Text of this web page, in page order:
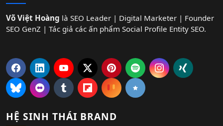
Võ Việt Hoàng là SEO Leader | Digital Marketer | Founder
SEO GenZ | Tác giả các ấn phẩm Social Profile Entity SEO.
HỆ SINH THÁI BRAND